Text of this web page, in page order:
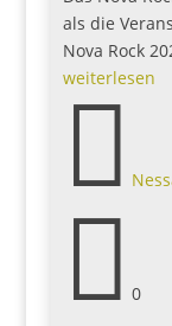
als die
Nova Rock
weiterlesen

 0